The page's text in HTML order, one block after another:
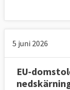
5 juni 2026
EU-